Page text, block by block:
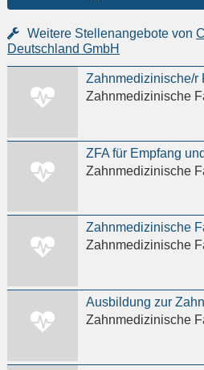
Weitere Stellenangebote von
Deutschland GmbH
Zahnmedizinische
ZFA für Empfang
Zahnmedizinische
Zahnmedizinische